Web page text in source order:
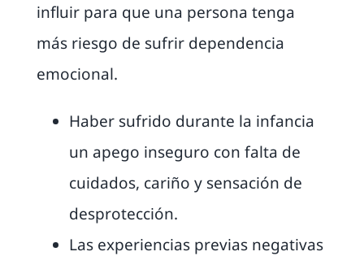
influir para que una persona tenga
más riesgo de sufrir dependencia
emocional.
Haber sufrido durante la infancia
un apego inseguro con falta de
cuidados, cariño y sensación de
desprotección.
Las experiencias previas negativas